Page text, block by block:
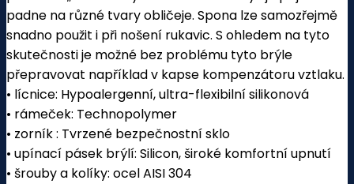
padne na různé tvary obličeje. Spona lze samozřejmě
snadno použit i při nošení rukavic. S ohledem na tyto
skutečnosti je možné bez problému tyto brýle
přepravovat například v kapse kompenzátoru vztlaku.
• lícnice: Hypoalergenní, ultra-flexibilní silikonová
• rámeček: Technopolymer
• zorník : Tvrzené bezpečnostní sklo
• upínací pásek brýlí: Silicon, široké komfortní upnutí
• šrouby a kolíky: ocel AISI 304